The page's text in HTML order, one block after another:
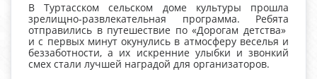
В Туртасском сельском доме культуры прошла
зрелищно‑развлекательная программа. Ребята
отправились в путешествие по «Дорогам детства»
и с первых минут окунулись в атмосферу веселья и
беззаботности, а их искренние улыбки и звонкий
смех стали лучшей наградой для организаторов.